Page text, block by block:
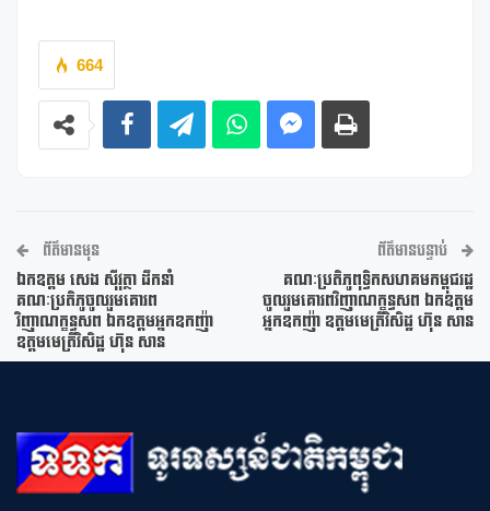
664
ព័ត៌មានមុន
ឯកឧត្តម សេង ស៊ីវុត្ថា ដឹកនាំ
គណៈប្រតិភូចូលរួមគោរព
វិញាណក្ខន្ធសព ឯកឧត្តមអ្នកឧកញ៉ា
ឧត្តមមេត្រីវិសិដ្ឋ ហ៊ុន សាន
ព័ត៌មានបន្ទាប់
គណៈប្រតិភូពុទ្ធិកសហគមកម្ពុជរដ្ឋ
ចូលរួមគោរពវិញាណក្ខន្ធសព ឯកឧត្តម
អ្នកឧកញ៉ា ឧត្តមមេត្រីវិសិដ្ឋ ហ៊ុន សាន